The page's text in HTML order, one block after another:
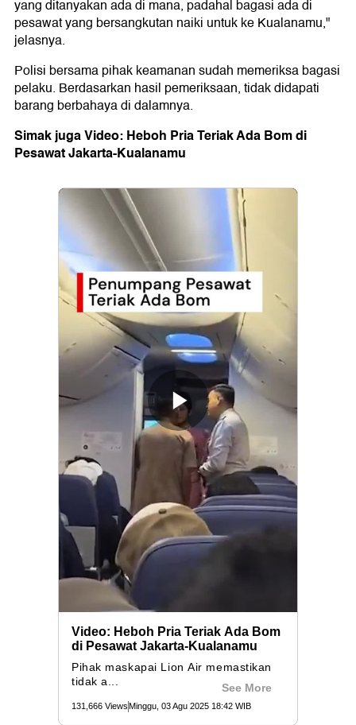
yang ditanyakan ada di mana, padahal bagasi ada di
pesawat yang bersangkutan naiki untuk ke Kualanamu,"
jelasnya.
Polisi bersama pihak keamanan sudah memeriksa bagasi
pelaku. Berdasarkan hasil pemeriksaan, tidak didapati
barang berbahaya di dalamnya.
Simak juga Video: Heboh Pria Teriak Ada Bom di
Pesawat Jakarta-Kualanamu